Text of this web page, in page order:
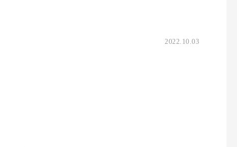
2022.10.03